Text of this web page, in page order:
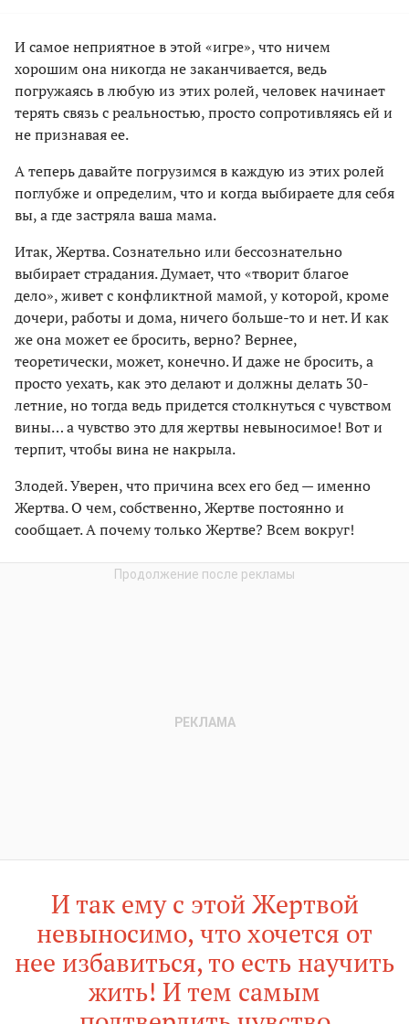
И самое неприятное в этой «игре», что ничем
хорошим она никогда не заканчивается, ведь
погружаясь в любую из этих ролей, человек начинает
терять связь с реальностью, просто сопротивляясь ей и
не признавая ее.
А теперь давайте погрузимся в каждую из этих ролей
поглубже и определим, что и когда выбираете для себя
вы, а где застряла ваша мама.
Итак, Жертва. Сознательно или бессознательно
выбирает страдания. Думает, что «творит благое
дело», живет с конфликтной мамой, у которой, кроме
дочери, работы и дома, ничего больше-то и нет. И как
же она может ее бросить, верно? Вернее,
теоретически, может, конечно. И даже не бросить, а
просто уехать, как это делают и должны делать 30-
летние, но тогда ведь придется столкнуться с чувством
вины… а чувство это для жертвы невыносимое! Вот и
терпит, чтобы вина не накрыла.
Злодей. Уверен, что причина всех его бед — именно
Жертва. О чем, собственно, Жертве постоянно и
сообщает. А почему только Жертве? Всем вокруг!
И так ему с этой Жертвой
невыносимо, что хочется от
нее избавиться, то есть научить
жить! И тем самым